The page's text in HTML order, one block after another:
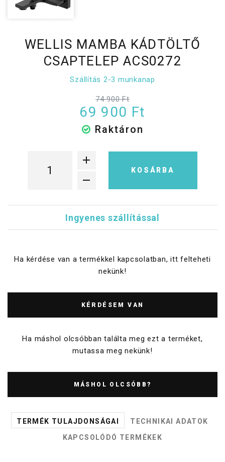
WELLIS MAMBA KÁDTÖLTŐ
CSAPTELEP ACS0272
Szállítás 2-3 munkanap
74 900 Ft
69 900 Ft
Raktáron
KOSÁRBA
Ingyenes szállítással
Ha kérdése van a termékkel kapcsolatban, itt felteheti
nekünk!
KÉRDÉSEM VAN
Ha máshol olcsóbban találta meg ezt a terméket,
mutassa meg nekünk!
MÁSHOL OLCSÓBB?
TERMÉK TULAJDONSÁGAI
TECHNIKAI ADATOK
KAPCSOLÓDÓ TERMÉKEK